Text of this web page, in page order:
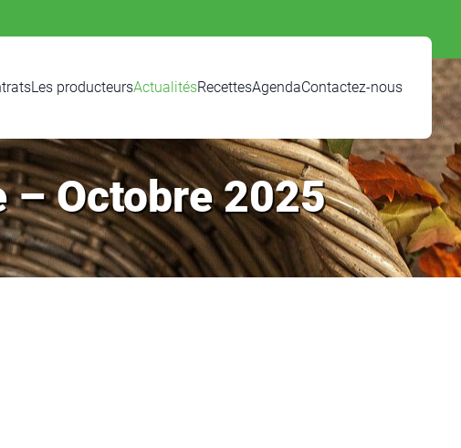
Les producteursActualitésRecettesAgendaContactez-nous
– Octobre 2025